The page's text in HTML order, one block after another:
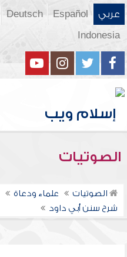
عربي Español
Deutsch
Indonesia
الصوتيات
الصوتيات علماء ودعاة
شرح سنن أبي داود